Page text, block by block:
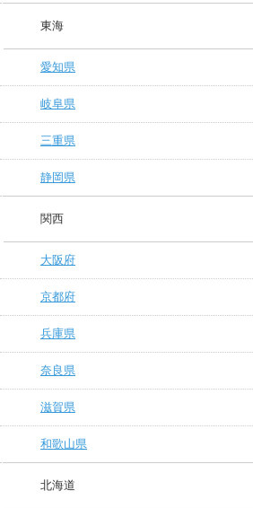
東海
愛知県
岐阜県
三重県
静岡県
関西
大阪府
京都府
兵庫県
奈良県
滋賀県
和歌山県
北海道